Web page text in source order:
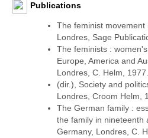
Publications
The feminist movement
Londres, Sage
The feminists :
Europe, America and
Londres, C. Helm, 1977.
(dir.), Society and
Londres, Croom Helm,
The German family :
the family in nineteenth
Germany, Londres, C.